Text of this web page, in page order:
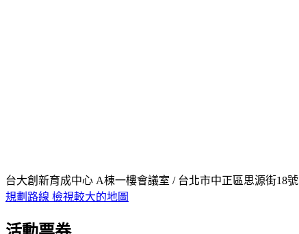
台大創新育成中心 A棟一樓會議室 / 台北市中正區思源街18號
規劃路線 檢視較大的地圖